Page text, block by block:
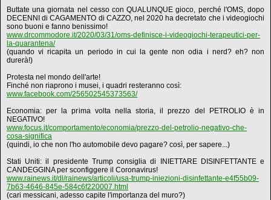
Buttate una giornata nel cesso con QUALUNQUE gioco, perché l'OMS, dopo
DECENNI di CAGAMENTO di CAZZO, nel 2020 ha decretato che i videogiochi
sono buoni e fanno benissimo!
www.drcommodore.it/2020/03/31/oms-definisce-i-videogiochi-terapeutici-per-
la-quarantena/
(quando vi ricapita un periodo in cui la gente non odia i nerd? eh? non
durerà!)
Protesta nel mondo dell'arte!
Finché non riaprono i musei, i quadri resteranno così:
www.facebook.com/256502545373563/
Economia: per la prima volta nella storia, il prezzo del PETROLIO è in
NEGATIVO!
www.focus.it/comportamento/economia/prezzo-del-petrolio-negativo-che-
cosa-significa
(quindi, io che non l'ho automobile devo pagare? così, per sapere...)
Stati Uniti: il presidente Trump consiglia di INIETTARE DISINFETTANTE e
CANDEGGINA per sconfiggere il Coronavirus!
www.rainews.it/dl/rainews/articoli/usa-trump-iniezioni-disinfettante-e4f55b09-
7b63-4646-845e-584c6f220007.html
(cari messicani, adesso capite l'importanza del muro?)